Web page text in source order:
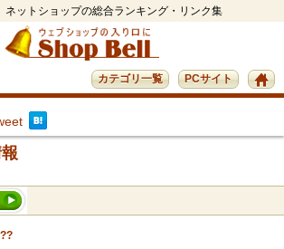
ネットショップの総合ランキング・リンク集
PCサイト
カテゴリ一覧